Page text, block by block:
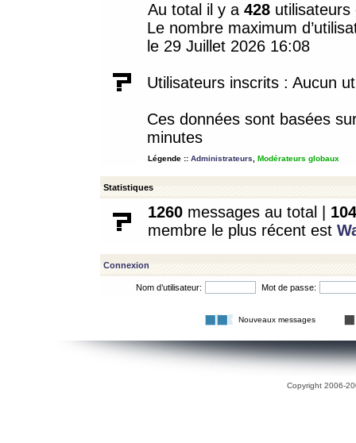
Au total il y a 428
Le nombre maximum
le 29 Juillet 2026 16:08
Utilisateurs inscrits : Aucun
Ces données sont basées
minutes
Légende :: Administrateurs Modérateurs globaux
Statistiques
1260 messages au total | 104
membre le plus récent est
Connexion
Nom d’utilisateur: Mot de passe:
Nouveaux messages
Copyright 2006-